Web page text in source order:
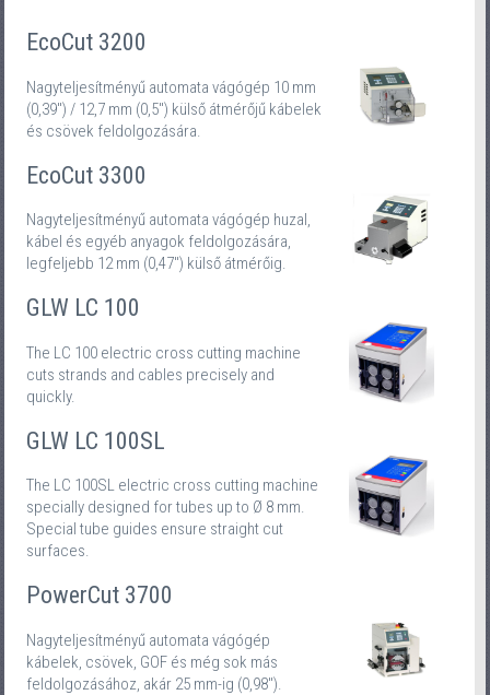
EcoCut 3200
Nagyteljesítményű automata vágógép 10 mm
(0,39") / 12,7 mm (0,5") külső átmérőjű kábelek
és csövek feldolgozására.
EcoCut 3300
Nagyteljesítményű automata vágógép huzal,
kábel és egyéb anyagok feldolgozására,
legfeljebb 12 mm (0,47'') külső átmérőig.
GLW LC 100
The LC 100 electric cross cutting machine
cuts strands and cables precisely and
quickly.
GLW LC 100SL
The LC 100SL electric cross cutting machine
specially designed for tubes up to Ø 8 mm.
Special tube guides ensure straight cut
surfaces.
PowerCut 3700
Nagyteljesítményű automata vágógép
kábelek, csövek, GOF és még sok más
feldolgozásához, akár 25 mm-ig (0,98").